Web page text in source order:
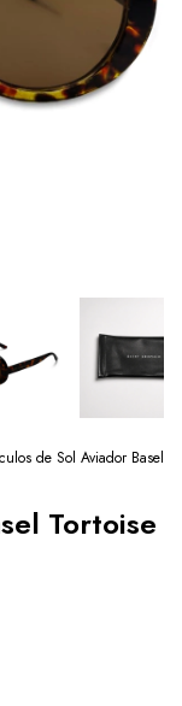
de Sol Aviador Basel
Tortoise